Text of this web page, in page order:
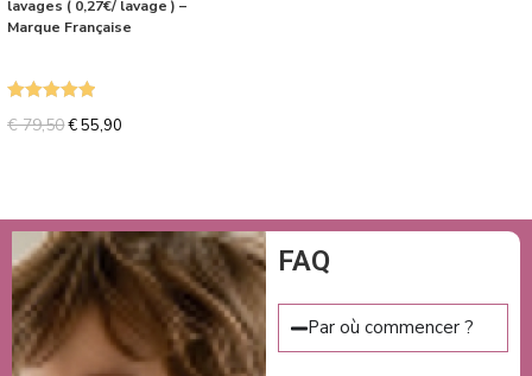
lavages ( 0,27€/ lavage ) –
Marque Française
€79,50€55,90
FAQ
Par où commencer ?